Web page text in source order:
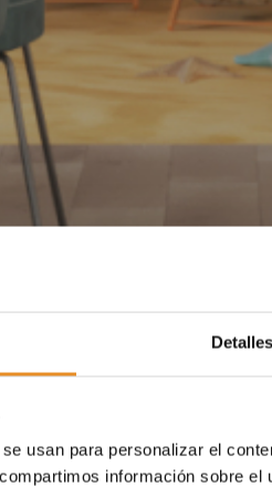
Detalles
usan para personalizar el
información sobre